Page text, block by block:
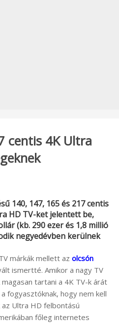
centis 4K Ultra
140, 147, 165 és 217 centis
HD TV-ket jelentett be,
(kb. 290 ezer és 1,8 millió
negyedévben kerülnek
márkák mellett az olcsón
ismertté. Amikor a nagy TV
tartani a 4K TV-k árát
fogyasztóknak, hogy nem kell
Ultra HD felbontású
főleg internetes